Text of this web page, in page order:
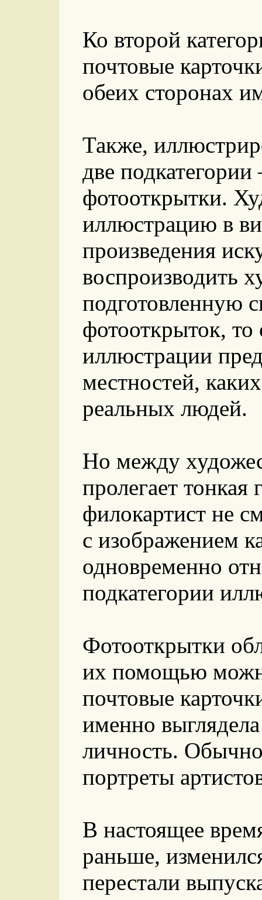
Ко второй
почтовые
обеих сторонах
Также,
две
фотооткрытки.
иллюстрацию в
произведения
воспроизводить
подготовленную
фотооткрыток,
иллюстрации
местностей,
реальных людей.
Но между
пролегает
филокартист не
с изображением
одновременно
подкатегории
Фотооткрытки
их помощью
почтовые
именно
личность.
портреты
В настоящее
раньше,
перестали